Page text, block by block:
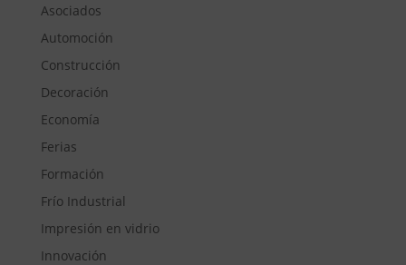
Asociados
Automoción
Construcción
Decoración
Economía
Ferias
Formación
Frío Industrial
Impresión en vidrio
Innovación